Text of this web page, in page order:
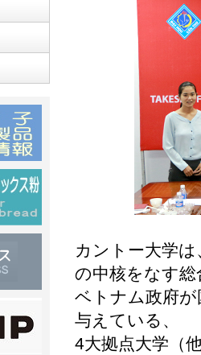
カントー大学
の中核をなす
ベトナム政府
与えている、
4大拠点大学（